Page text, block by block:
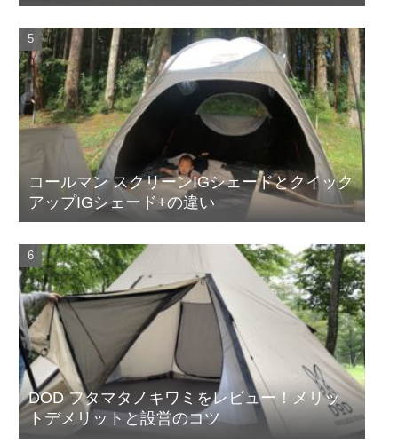
コールマン スクリーンIGシェードとクイック
アップIGシェード+の違い
DOD フタマタノキワミをレビュー！メリッ
トデメリットと設営のコツ